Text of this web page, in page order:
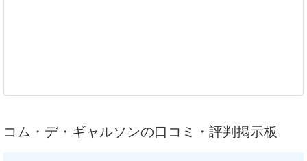
コム・デ・ギャルソンの口コミ・評判掲示板